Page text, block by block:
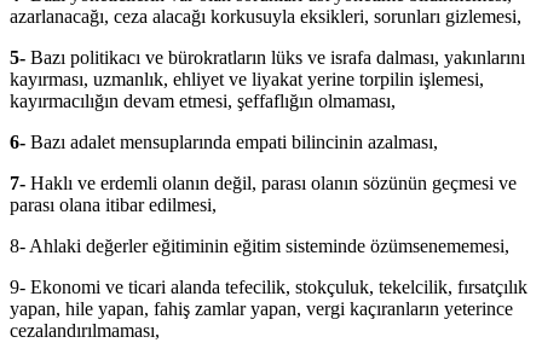
azarlanacağı, ceza alacağı korkusuyla eksikleri, sorunları gizlemesi,
5- Bazı politikacı ve bürokratların lüks ve israfa dalması, yakınlarını
kayırması, uzmanlık, ehliyet ve liyakat yerine torpilin işlemesi,
kayırmacılığın devam etmesi, şeffaflığın olmaması,
6- Bazı adalet mensuplarında empati bilincinin azalması,
7- Haklı ve erdemli olanın değil, parası olanın sözünün geçmesi ve
parası olana itibar edilmesi,
8- Ahlaki değerler eğitiminin eğitim sisteminde özümsenememesi,
9- Ekonomi ve ticari alanda tefecilik, stokçuluk, tekelcilik, fırsatçılık
yapan, hile yapan, fahiş zamlar yapan, vergi kaçıranların yeterince
cezalandırılmaması,